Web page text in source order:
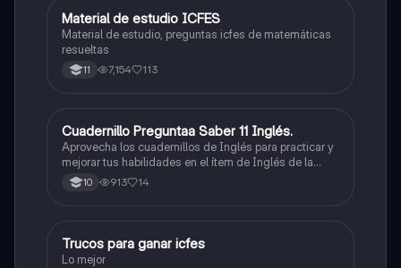
ICFES: Matemáticas
Material de estudio ICFES
Material de estudio, preguntas icfes de matemáticas
resueltas
11 7,154 113
ICFES: Inglés
Cuadernillo Preguntaa Saber 11 Inglés.
Aprovecha los cuadernillos de Inglés para practicar y
mejorar tus habilidades en el ítem de Inglés de la
Prueba Saber 11. 🫡
10 913 14
Química
Trucos para ganar icfes
Lo mejor